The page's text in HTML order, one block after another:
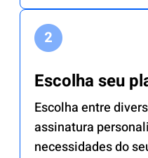
Escolha seu
Escolha entre
assinatura
necessidades do